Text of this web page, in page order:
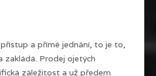
a přímé jednání, to je to,
zakládá. Prodej ojetých
záležitost a už předem